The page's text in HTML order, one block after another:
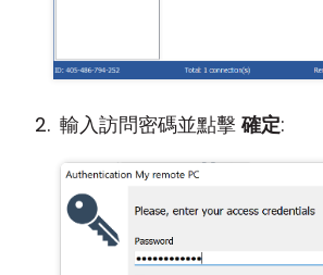
輸入訪問密碼並點擊確定: